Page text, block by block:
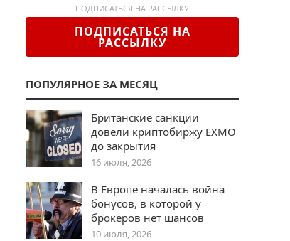
ПОДПИСАТЬСЯ НА РАССЫЛКУ
ПОДПИСАТЬСЯ НА
РАССЫЛКУ
ПОПУЛЯРНОЕ ЗА МЕСЯЦ
Британские санкции
довели криптобиржу EXMO
до закрытия
16 июля, 2026
В Европе началась война
бонусов, в которой у
брокеров нет шансов
10 июля, 2026